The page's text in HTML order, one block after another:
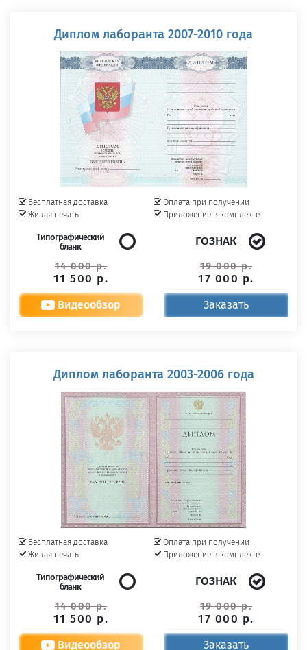
Диплом лаборанта 2007-2010 года
Бесплатная доставка
Живая печать
Оплата при получении
Приложение в комплекте
Типографический
бланк
14 000 р.
11 500 р.
ГОЗНАК
19 000 р.
17 000 р.
Видеообзор Заказать
Диплом лаборанта 2003-2006 года
Бесплатная доставка
Живая печать
Оплата при получении
Приложение в комплекте
Типографический
бланк
14 000 р.
11 500 р.
ГОЗНАК
19 000 р.
17 000 р.
Видеообзор Заказать